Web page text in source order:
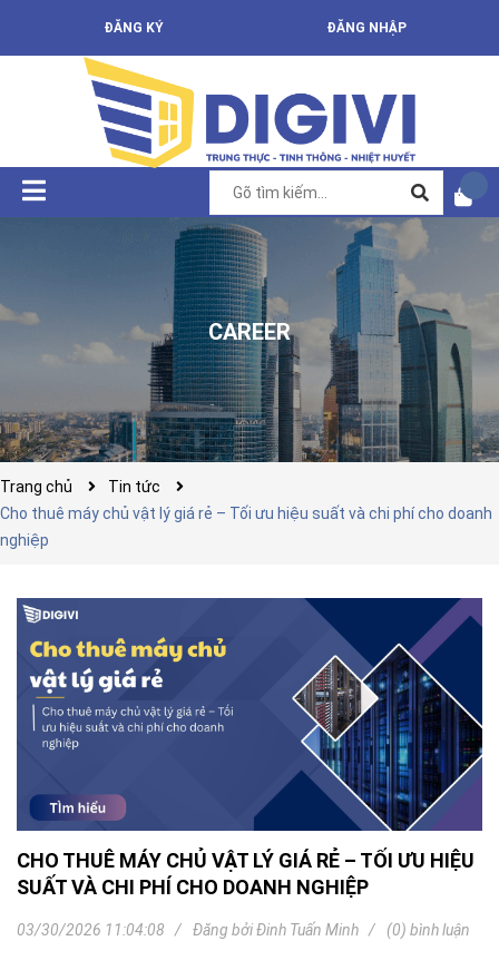
ĐĂNG KÝ ĐĂNG NHẬP
CAREER
Trang chủ
Tin tức
Cho thuê máy chủ vật lý giá rẻ – Tối ưu hiệu suất và chi phí cho doanh
nghiệp
CHO THUÊ MÁY CHỦ VẬT LÝ GIÁ RẺ – TỐI ƯU HIỆU
SUẤT VÀ CHI PHÍ CHO DOANH NGHIỆP
03/30/2026 11:04:08 Đăng bởiĐinh Tuấn Minh (0) bình luận